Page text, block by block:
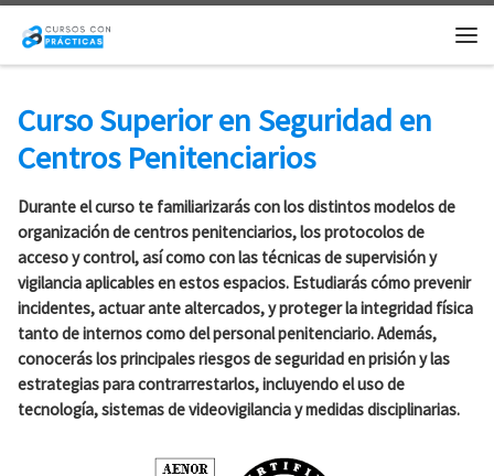
Saltar al contenido
Curso Superior en Seguridad en
Centros Penitenciarios
Durante el curso te familiarizarás con los distintos modelos de
organización de centros penitenciarios, los protocolos de
acceso y control, así como con las técnicas de supervisión y
vigilancia aplicables en estos espacios. Estudiarás cómo prevenir
incidentes, actuar ante altercados, y proteger la integridad física
tanto de internos como del personal penitenciario. Además,
conocerás los principales riesgos de seguridad en prisión y las
estrategias para contrarrestarlos, incluyendo el uso de
tecnología, sistemas de videovigilancia y medidas disciplinarias.